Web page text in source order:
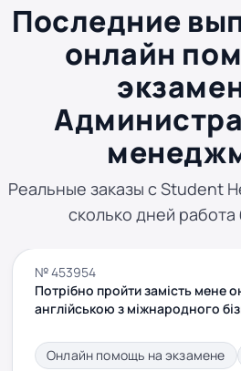
Последние
онлайн
Реальные заказы с Student
сколько дней работа
№ 453954
Потрібно пройти замість мене
англійською з міжнародного
Онлайн помощь на экзамене